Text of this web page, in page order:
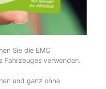
Sie die EMC
Fahrzeuges verwenden.
und ganz ohne